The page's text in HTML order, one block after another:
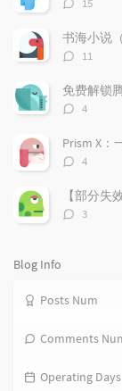
a
r
r
t
c
l
s
数：
15
书海小说
评
数：
11
评
数：
4
评
数：
4
评
3
Blog Info
Posts Num
Comments
Operating Days